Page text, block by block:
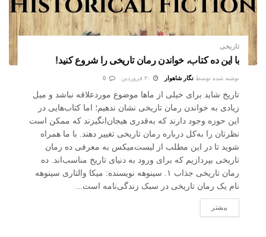
تاریخی
با این ده کتاب، خواندن رمان تاریخی را شروع کنید!
نوشته شده توسط نگار شاهوار
تاریخ شاید برای خیلی از ماها موضوع موردعلاقه نباشد و میل
زیادی به خواندن رمان تاریخی نشان ندهیم؛ اما کتاب‌هایی در
این حوزه وجود دارند که به‌قدری هیجان‌انگیزند که ممکن است
نظرتان را به‌کل درباره رمان تاریخی تغییر دهند. با ما همراه
شوید تا در این مطلب از لیست‌میکس به معرفی ده رمان
تاریخی بپردازیم که برای ورود به دنیای تاریخ مناسب‌اند. ده
رمان تاریخی جذاب ۱. سینوهه نویسنده: میکا والتاری سینوهه
نام یک رمان تاریخی در سبک زندگی‌نامه است...
بیشتر